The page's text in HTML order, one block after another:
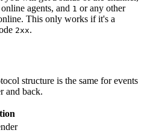
agents, and 1 or any other
This only works if it's a
2xx.
structure is the same for events
and back.